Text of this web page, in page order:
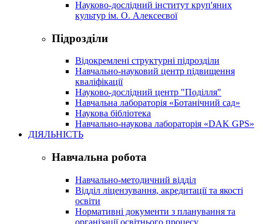
Науково-дослідний інститут круп'яних
культур ім. О. Алексеєвої
Підрозділи
Відокремлені структурні підрозділи
Навчально-науковий центр підвищення
кваліфікації
Науково-дослідний центр "Поділля"
Навчальна лабораторія «Ботанічний сад»
Наукова бібліотека
Навчально-наукова лабораторія «DAK GPS»
ДІЯЛЬНІСТЬ
Навчальна робота
Навчально-методичний відділ
Відділ ліцензування, акредитації та якості
освіти
Нормативні документи з планування та
організації освітнього процесу